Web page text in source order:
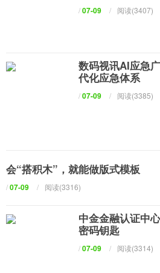
/07-09 / 阅读(3407)
数码视讯AI应急
代化应急体系
/07-09 / 阅读(3385)
会“搭积木”，就能做版式模板
/07-09 / 阅读(3316)
中金金融认证中心
密码钥匙
/07-09 / 阅读(3314)